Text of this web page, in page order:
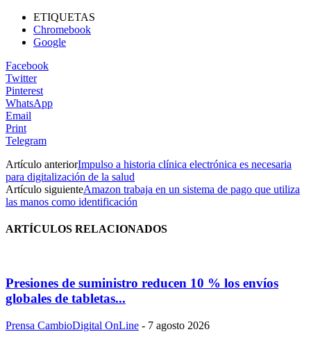
ETIQUETAS
Chromebook
Google
Facebook
Twitter
Pinterest
WhatsApp
Email
Print
Telegram
Artículo anteriorImpulso a historia clínica electrónica es necesaria
para digitalización de la salud
Artículo siguienteAmazon trabaja en un sistema de pago que utiliza
las manos como identificación
ARTÍCULOS RELACIONADOS
Presiones de suministro reducen 10 % los envíos
globales de tabletas...
Prensa CambioDigital OnLine - 7 agosto 2026